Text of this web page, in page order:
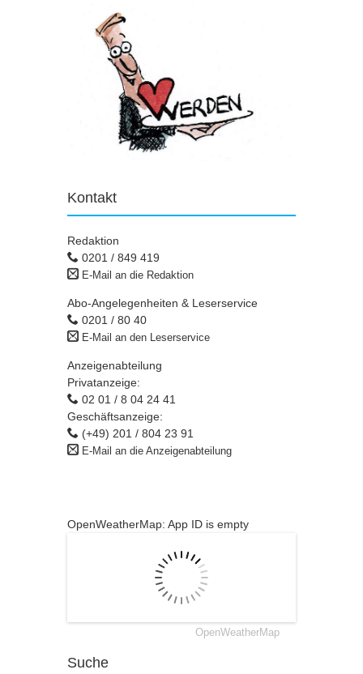
Kontakt
Redaktion
0201 / 849 419
E-Mail an die Redaktion
Abo-Angelegenheiten & Leserservice
0201 / 80 40
E-Mail an den Leserservice
Anzeigenabteilung
Privatanzeige:
02 01 / 8 04 24 41
Geschäftsanzeige:
(+49) 201 / 804 23 91
E-Mail an die Anzeigenabteilung
OpenWeatherMap: App ID is empty
OpenWeatherMap
Suche